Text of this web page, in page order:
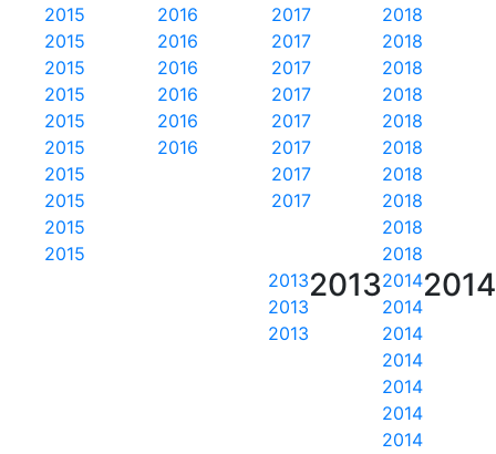
2018
2018
2018
2018
2018
2018
2018
2018
2018
2018
2017
2017
2017
2017
2017
2017
2017
2017
2016
2016
2016
2016
2016
2016
2015
2015
2015
2015
2015
2015
2015
2015
2015
2015
2014
2014
2014
2014
2014
2014
2014
2014
2013
2013
2013
2013